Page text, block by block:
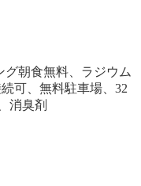
グ朝食無料、ラジウム
可、無料駐車場、32
消臭剤